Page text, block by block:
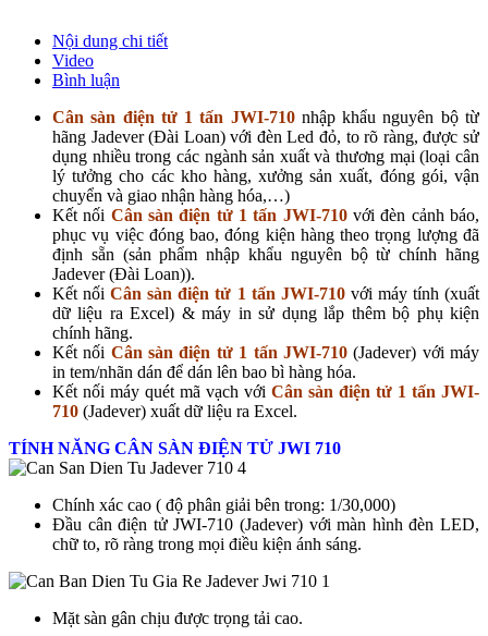
Nội dung chi tiết
Video
Bình luận
Cân sàn điện tử 1 tấn JWI-710nhập khẩu nguyên bộ từ
hãng Jadever (Đài Loan) với đèn Led đỏ, to rõ ràng, được sử
dụng nhiều trong các ngành sản xuất và thương mại (loại cân
lý tưởng cho các kho hàng, xưởng sản xuất, đóng gói, vận
chuyển và giao nhận hàng hóa,…)
Kết nối Cân sàn điện tử 1 tấn JWI-710với đèn cảnh báo,
phục vụ việc đóng bao, đóng kiện hàng theo trọng lượng đã
định sẵn (sản phẩm nhập khẩu nguyên bộ từ chính hãng
Jadever (Đài Loan)).
Kết nốiCân sàn điện tử 1 tấn JWI-710với máy tính (xuất
dữ liệu ra Excel) & máy in sử dụng lắp thêm bộ phụ kiện
chính hãng.
Kết nối Cân sàn điện tử 1 tấn JWI-710(Jadever) với máy
in tem/nhãn dán để dán lên bao bì hàng hóa.
Kết nối máy quét mã vạch với Cân sàn điện tử 1 tấn JWI-
710 (Jadever) xuất dữ liệu ra Excel.
TÍNH NĂNG CÂN SÀN ĐIỆN TỬ JWI 710
Chính xác cao ( độ phân giải bên trong: 1/30,000)
Đầu cân điện tử JWI-710 (Jadever) với màn hình đèn LED,
chữ to, rõ ràng trong mọi điều kiện ánh sáng.
Mặt sàn gân chịu được trọng tải cao.